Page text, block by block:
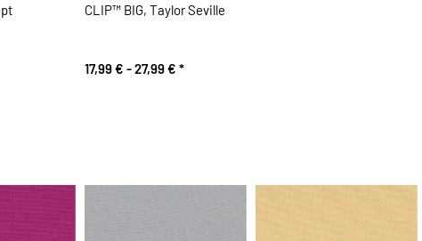
CLIP™ BIG, Taylor Seville
17,99 € -27,99 € *